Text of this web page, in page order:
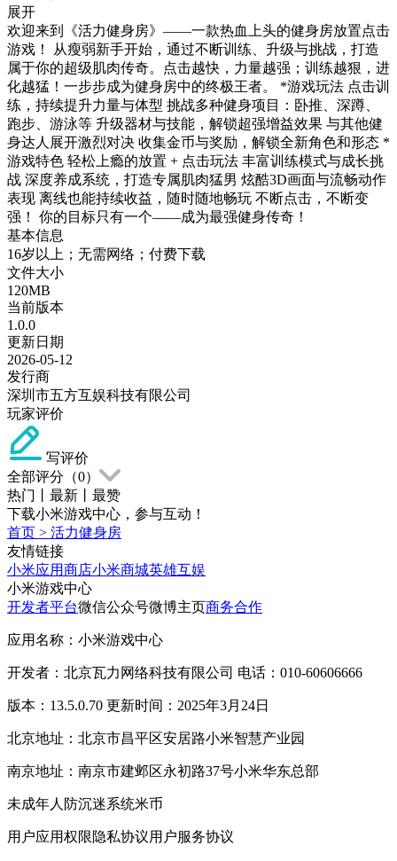
展开
欢迎来到《活力健身房》——一款热血上头的健身房放置点击
游戏！ 从瘦弱新手开始，通过不断训练、升级与挑战，打造
属于你的超级肌肉传奇。点击越快，力量越强；训练越狠，进
化越猛！一步步成为健身房中的终极王者。 *游戏玩法 点击训
练，持续提升力量与体型 挑战多种健身项目：卧推、深蹲、
跑步、游泳等 升级器材与技能，解锁超强增益效果 与其他健
身达人展开激烈对决 收集金币与奖励，解锁全新角色和形态 *
游戏特色 轻松上瘾的放置 + 点击玩法 丰富训练模式与成长挑
战 深度养成系统，打造专属肌肉猛男 炫酷3D画面与流畅动作
表现 离线也能持续收益，随时随地畅玩 不断点击，不断变
强！ 你的目标只有一个——成为最强健身传奇！
基本信息
16岁以上；无需网络；付费下载
文件大小
120MB
当前版本
1.0.0
更新日期
2026-05-12
发行商
深圳市五方互娱科技有限公司
玩家评价
写评价
全部评分（0）
热门
最新
最赞
下载小米游戏中心，参与互动！
首页 > 活力健身房
友情链接
小米应用商店小米商城英雄互娱
小米游戏中心
开发者平台微信公众号微博主页商务合作
应用名称：小米游戏中心
开发者：北京瓦力网络科技有限公司 电话：010-60606666
版本：13.5.0.70 更新时间：2025年3月24日
北京地址：北京市昌平区安居路小米智慧产业园
南京地址：南京市建邺区永初路37号小米华东总部
未成年人防沉迷系统米币
用户应用权限隐私协议用户服务协议